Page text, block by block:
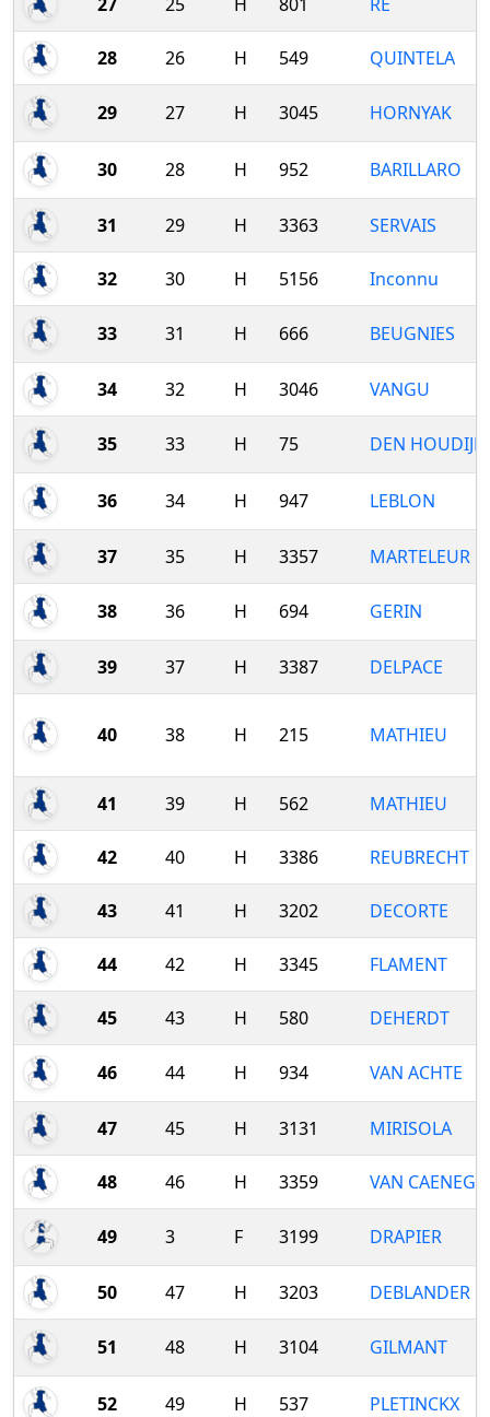
28 26 H 549 QUINTELA
29 27 H 3045 HORNYAK
30 28 H 952 BARILLARO
31 29 H 3363 SERVAIS
32 30 H 5156 Inconnu
33 31 H 666 BEUGNIES
34 32 H 3046 VANGU
35 33 H 75 DEN
36 34 H 947 LEBLON
37 35 H 3357 MARTELEUR
38 36 H 694 GERIN
39 37 H 3387 DELPACE
40 38 H 215 MATHIEU
41 39 H 562 MATHIEU
42 40 H 3386 REUBRECHT
43 41 H 3202 DECORTE
44 42 H 3345 FLAMENT
45 43 H 580 DEHERDT
46 44 H 934 VAN ACHTE
47 45 H 3131 MIRISOLA
48 46 H 3359 VAN
49 3 F 3199 DRAPIER
50 47 H 3203 DEBLANDER
51 48 H 3104 GILMANT
52 49 H 537 PLETINCKX